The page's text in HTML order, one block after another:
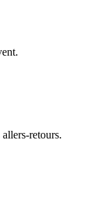
retours.